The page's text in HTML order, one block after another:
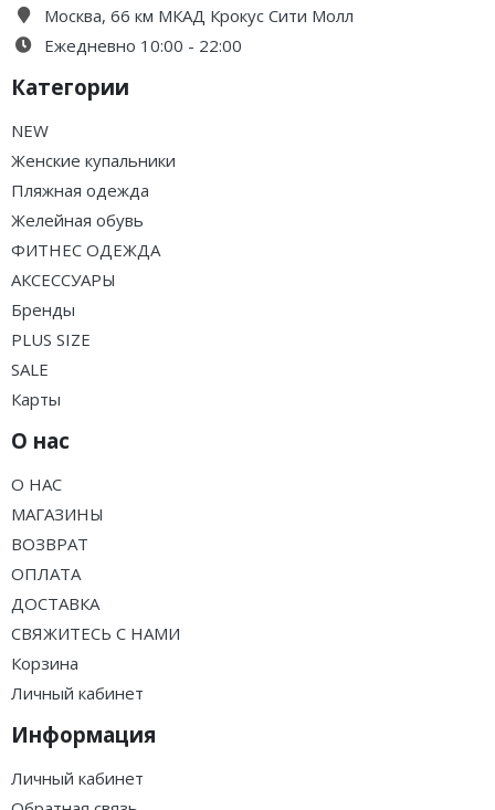
Москва, 66 км МКАД Крокус Сити Молл
Ежедневно 10:00 - 22:00
Категории
NEW
Женские купальники
Пляжная одежда
Желейная обувь
ФИТНЕС ОДЕЖДА
АКСЕССУАРЫ
Бренды
PLUS SIZE
SALE
Карты
О нас
О НАС
МАГАЗИНЫ
ВОЗВРАТ
ОПЛАТА
ДОСТАВКА
СВЯЖИТЕСЬ С НАМИ
Корзина
Личный кабинет
Информация
Личный кабинет